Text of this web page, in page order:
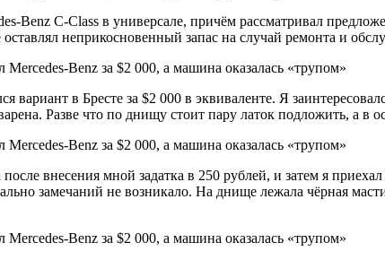
Benz C-Class в универсале, причём рассматривал
оставлял неприкосновенный запас на случай ремонта и
вариант в Бресте за $2 000 в эквиваленте. Я
Разве что по днищу стоит пару латок подложить, а в
внесения мной задатка в 250 рублей, и затем я
замечаний не возникало. На днище лежала чёрная